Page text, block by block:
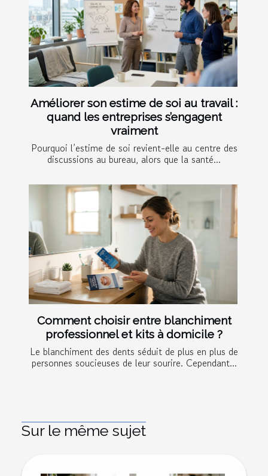
Améliorer son estime de soi au travail :
quand les entreprises s’engagent
vraiment
Pourquoi l’estime de soi revient-elle au centre des
discussions au bureau, alors que la santé...
Comment choisir entre blanchiment
professionnel et kits à domicile ?
Le blanchiment des dents séduit de plus en plus de
personnes soucieuses de leur sourire. Cependant...
Sur le même sujet